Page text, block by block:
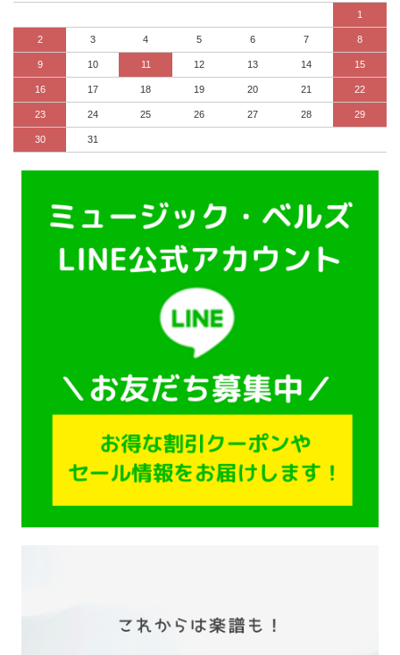
1
2 3 4 5 6 7 8
9 10 11 12 13 14 15
16 17 18 19 20 21 22
23 24 25 26 27 28 29
30 31